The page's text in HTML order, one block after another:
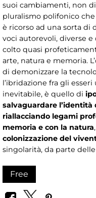
suoi cambiamenti, non
pluralismo polifonico
è ricorso ad una sorta di
voci autorevoli, diverse
colto quasi
arte, natura e memoria.
di demonizzare la
l’ibridazione fra gli
inevitabile, è quello di
salvaguardare l’identità
riallacciando legami
memoria e con la natura
colonizzazione del
singolarità, da parte
Free